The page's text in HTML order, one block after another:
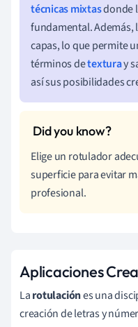
técnicas mixtasdonde
fundamental. Además,
capas, lo que permite
términos detexturay
así sus posibilidades
Elige un rotulador
superficie para evitar
profesional.
Aplicaciones
Larotulaciónes una
creación de letras y